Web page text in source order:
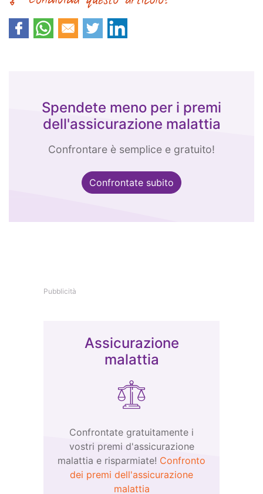
Spendete meno per i premi
dell'assicurazione malattia
Confrontare è semplice e gratuito!
Confrontate subito
Pubblicità
Assicurazione
malattia
Confrontate gratuitamente i
vostri premi d'assicurazione
malattia e risparmiate! Confronto
dei premi dell'assicurazione
malattia